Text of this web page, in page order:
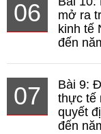
06
mở ra
kinh tế
đến
07
Bài 9:
thực tế
quyết
đến